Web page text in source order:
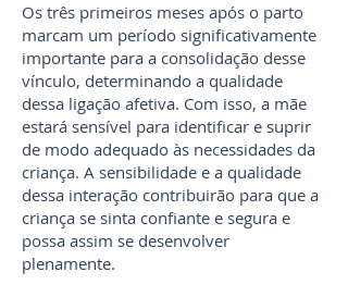
Os três primeiros meses após o parto
marcam um período significativamente
importante para a consolidação desse
vínculo, determinando a qualidade
dessa ligação afetiva. Com isso, a mãe
estará sensível para identificar e suprir
de modo adequado às necessidades da
criança. A sensibilidade e a qualidade
dessa interação contribuirão para que a
criança se sinta confiante e segura e
possa assim se desenvolver
plenamente.